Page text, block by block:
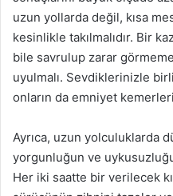
uzun yollarda değil, kısa
kesinlikle takılmalıdır. Bir
bile savrulup zarar
uyulmalı. Sevdiklerinizle
onların da emniyet
Ayrıca, uzun yolculuklarda
yorgunluğun ve
Her iki saatte bir verilecek